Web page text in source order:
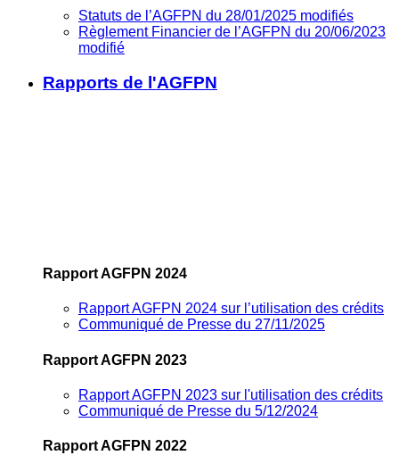
Statuts de l’AGFPN du 28/01/2025 modifiés
Règlement Financier de l’AGFPN du 20/06/2023
modifié
Rapports de l'AGFPN
Rapport AGFPN 2024
Rapport AGFPN 2024 sur l’utilisation des crédits
Communiqué de Presse du 27/11/2025
Rapport AGFPN 2023
Rapport AGFPN 2023 sur l'utilisation des crédits
Communiqué de Presse du 5/12/2024
Rapport AGFPN 2022